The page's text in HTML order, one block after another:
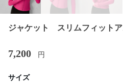
ジャケット スリムフィットア
7,200 円
サイズ